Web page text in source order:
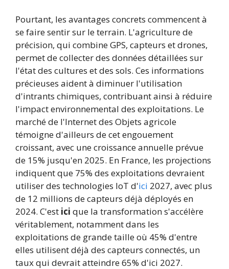
Pourtant, les avantages concrets commencent à
se faire sentir sur le terrain. L'agriculture de
précision, qui combine GPS, capteurs et drones,
permet de collecter des données détaillées sur
l'état des cultures et des sols. Ces informations
précieuses aident à diminuer l'utilisation
d'intrants chimiques, contribuant ainsi à réduire
l'impact environnemental des exploitations. Le
marché de l'Internet des Objets agricole
témoigne d'ailleurs de cet engouement
croissant, avec une croissance annuelle prévue
de 15% jusqu'en 2025. En France, les projections
indiquent que 75% des exploitations devraient
utiliser des technologies IoT d'ici 2027, avec plus
de 12 millions de capteurs déjà déployés en
2024. C'est ici que la transformation s'accélère
véritablement, notamment dans les
exploitations de grande taille où 45% d'entre
elles utilisent déjà des capteurs connectés, un
taux qui devrait atteindre 65% d'ici 2027.